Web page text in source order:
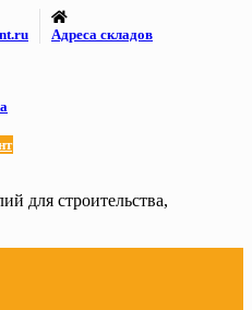
Адреса складов
для строительства,